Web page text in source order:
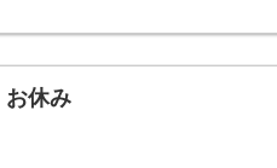
お休み